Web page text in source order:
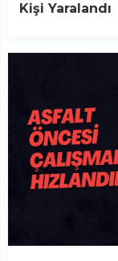
Kişi Yaralandı